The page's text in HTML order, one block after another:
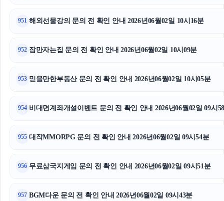
951 해외선물강의 문의 전 확인 안내 2026년06월02일 10시16분
952 잠만자는집 문의 전 확인 안내 2026년06월02일 10시09분
953 믿을만한부동산 문의 전 확인 안내 2026년06월02일 10시05분
954 비대면계좌개설이벤트 문의 전 확인 안내 2026년06월02일 09시
955 대작MMORPG 문의 전 확인 안내 2026년06월02일 09시54분
956 무료삼국지게임 문의 전 확인 안내 2026년06월02일 09시51분
957 BGM다운 문의 전 확인 안내 2026년06월02일 09시43분